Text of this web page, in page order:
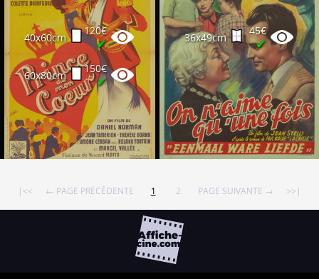
40x60cm
120€
✔
60x80cm
150€
✔
36x49cm
45€
✔
|<< ← PAGE PRÉCÉDENTE 1 2 PAGE SUIVANTE → >>|